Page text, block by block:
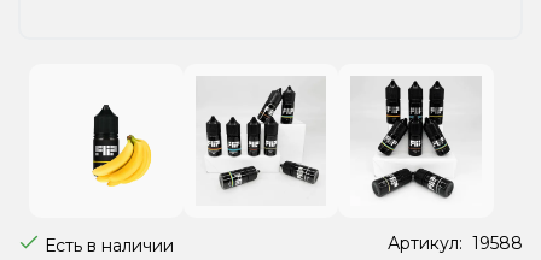
Есть в наличии Артикул: 19588